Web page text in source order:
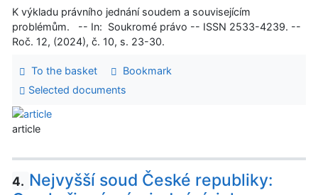
K výkladu právního jednání soudem a souvisejícím
problémům. -- In: Soukromé právo -- ISSN 2533-4239. --
Roč. 12, (2024), č. 10, s. 23-30.
To the basket
Bookmark
Selected documents
article
4. Nejvyšší soud České republiky: